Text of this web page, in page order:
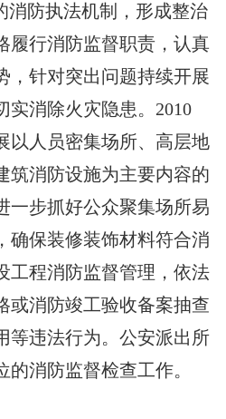
消防执法机制，形成整治
履行消防监督职责，认真
，针对突出问题持续开展
实消除火灾隐患。2010
以人员密集场所、高层地
筑消防设施为主要内容的
一步抓好公众聚集场所易
确保装修装饰材料符合消
工程消防监督管理，依法
或消防竣工验收备案抽查
等违法行为。公安派出所
消防监督检查工作。